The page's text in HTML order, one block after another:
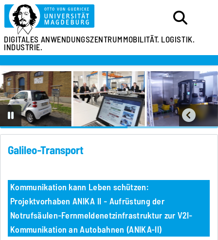
DIGITALES ANWENDUNGSZENTRUMMOBILITÄT. LOGISTIK.
INDUSTRIE.
Galileo-Transport
Kommunikation kann Leben schützen:
Projektvorhaben ANIKA II - Aufrüstung der
Notrufsäulen-Fernmeldenetzinfrastruktur zur V2I-
Kommunikation an Autobahnen (ANIKA-II)